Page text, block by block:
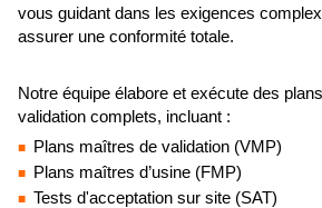
vous guidant dans les exigences
assurer une conformité totale.
Notre équipe élabore et exécute des
validation complets, incluant :
Plans maîtres de validation (VMP)
Plans maîtres d’usine (FMP)
Tests d'acceptation sur site (SAT)